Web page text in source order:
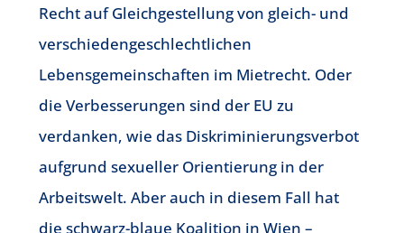
Recht auf Gleichgestellung von gleich- und
verschiedengeschlechtlichen
Lebensgemeinschaften im Mietrecht. Oder
die Verbesserungen sind der EU zu
verdanken, wie das Diskriminierungsverbot
aufgrund sexueller Orientierung in der
Arbeitswelt. Aber auch in diesem Fall hat
die schwarz-blaue Koalition in Wien –